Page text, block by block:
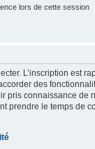
lors de cette session
L’inscription est
des
pris connaissance de
prendre le temps de